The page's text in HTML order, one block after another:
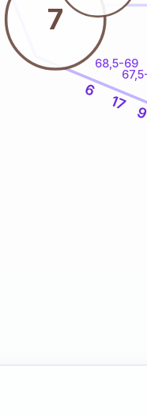
68,5-69
9
17
6
7